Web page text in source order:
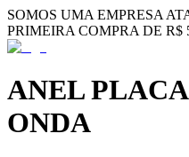
SOMOS UMA EMPRESA
PRIMEIRA COMPRA DE R$
ANEL
ONDA